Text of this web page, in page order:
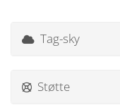
Tag-sky
Støtte